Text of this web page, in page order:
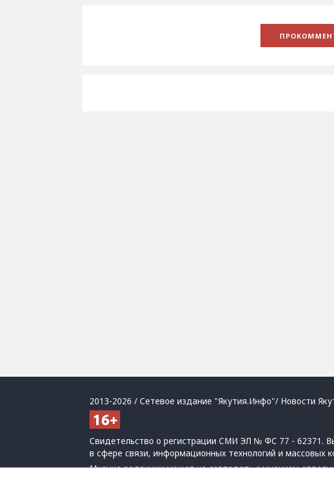
2013-2026 / Сетевое издание "Якутия.Инфо"/ Новости
Свидетельство о регистрации СМИ ЭЛ № ФС 77 - 62371.
в сфере связи, информационных технологий и массовых
Мнение редакции может не совпадать с мнением